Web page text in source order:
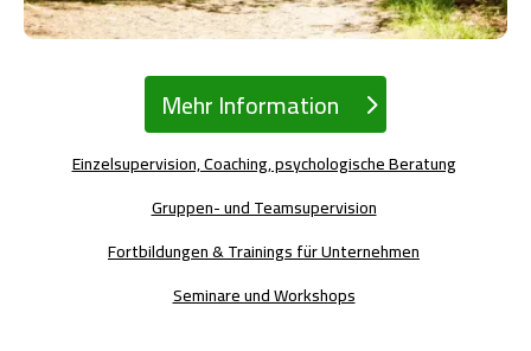
Mehr Information
Einzelsupervision, Coaching, psychologische Beratung
Gruppen- und Teamsupervision
Fortbildungen & Trainings für Unternehmen
Seminare und Workshops